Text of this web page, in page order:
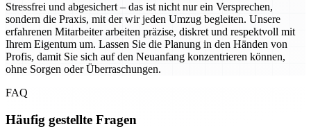
Stressfrei und abgesichert – das ist nicht nur ein Versprechen,
sondern die Praxis, mit der wir jeden Umzug begleiten. Unsere
erfahrenen Mitarbeiter arbeiten präzise, diskret und respektvoll mit
Ihrem Eigentum um. Lassen Sie die Planung in den Händen von
Profis, damit Sie sich auf den Neuanfang konzentrieren können,
ohne Sorgen oder Überraschungen.
FAQ
Häufig gestellte Fragen